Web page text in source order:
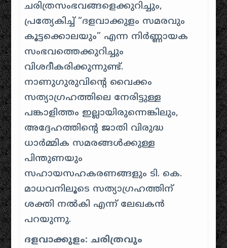
ചരിത്രസംഭവങ്ങളെക്കുറിച്ചും,
പ്രത്യേകിച്ച് “ദളവാക്കുളം സമരവും
കൂട്ടക്കൊലയും” എന്ന നിർണ്ണായക
സംഭവത്തെക്കുറിച്ചും
വിശദീകരിക്കുന്നുണ്ട്.
നാണുഗുരുവിന്റെ വൈക്കം
സത്യാഗ്രഹത്തിലെ നേരിട്ടുള്ള
പങ്കാളിത്തം ഇല്ലായിരുന്നെങ്കിലും,
അദ്ദേഹത്തിന്റെ ജാതി വിരുദ്ധ
ധാർമ്മിക സമരങ്ങൾക്കുള്ള
പിന്തുണയും
സഹായസഹകരണങ്ങളും ടി. കെ.
മാധവനിലൂടെ സത്യാഗ്രഹത്തിന്
ശക്തി നൽകി എന്ന് ലേഖകൻ
പറയുന്നു.
ദളവാക്കുളം: ചരിത്രവും